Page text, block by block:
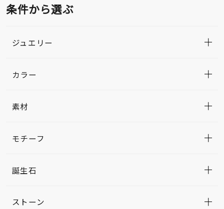
条件から選ぶ
ジュエリー
カラー
素材
モチーフ
誕生石
ストーン